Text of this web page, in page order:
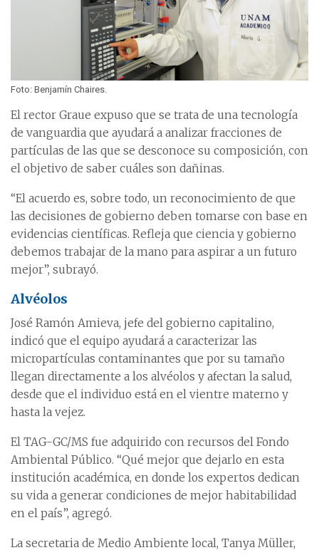
Foto: Benjamín Chaires.
El rector Graue expuso que se trata de una tecnología
de vanguardia que ayudará a analizar fracciones de
partículas de las que se desconoce su composición, con
el objetivo de saber cuáles son dañinas.
“El acuerdo es, sobre todo, un reconocimiento de que
las decisiones de gobierno deben tomarse con base en
evidencias científicas. Refleja que ciencia y gobierno
debemos trabajar de la mano para aspirar a un futuro
mejor”, subrayó.
Alvéolos
José Ramón Amieva, jefe del gobierno capitalino,
indicó que el equipo ayudará a caracterizar las
micropartículas contaminantes que por su tamaño
llegan directamente a los alvéolos y afectan la salud,
desde que el individuo está en el vientre materno y
hasta la vejez.
El TAG-GC/MS fue adquirido con recursos del Fondo
Ambiental Público. “Qué mejor que dejarlo en esta
institución académica, en donde los expertos dedican
su vida a generar condiciones de mejor habitabilidad
en el país”, agregó.
La secretaria de Medio Ambiente local, Tanya Müller,